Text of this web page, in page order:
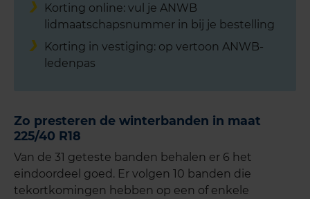
Korting online: vul je ANWB
lidmaatschapsnummer in bij je bestelling
Korting in vestiging: op vertoon ANWB-
ledenpas
Zo presteren de winterbanden in maat
225/40 R18
Van de 31 geteste banden behalen er 6 het
eindoordeel goed. Er volgen 10 banden die
tekortkomingen hebben op een of enkele